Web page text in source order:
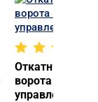
Откатные
ворота
управление)